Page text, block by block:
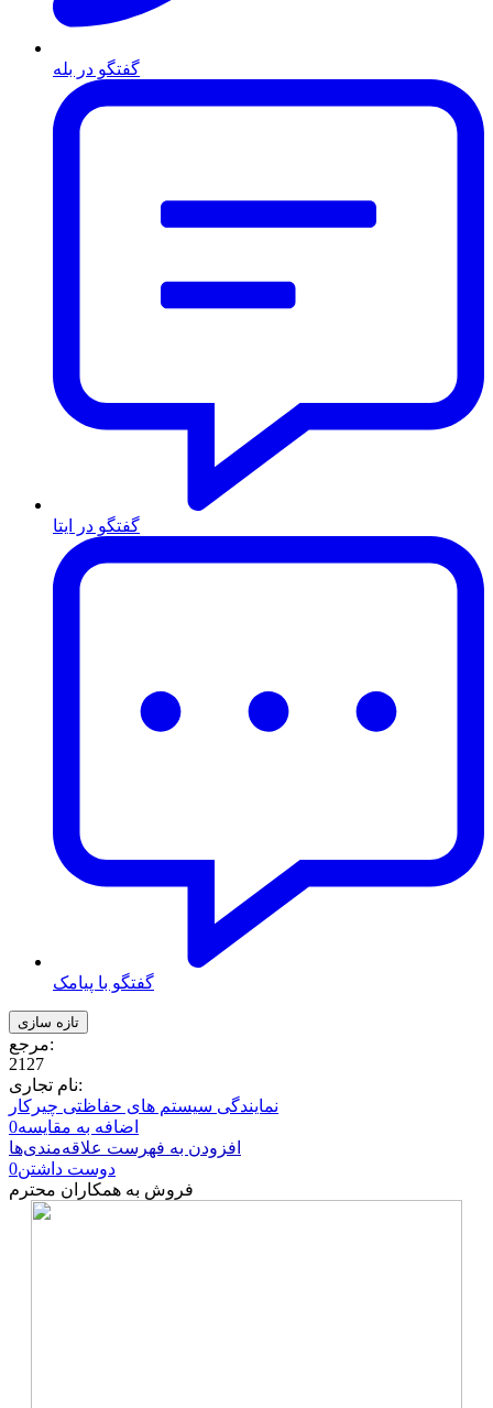
گفتگو در بله
گفتگو در ایتا
گفتگو با پیامک
مرجع:
2127
نام تجاری:
نمایندگی سیستم های حفاظتی چیرکار
اضافه به مقایسه0
افزودن به فهرست علاقه‌مندی‌ها
دوست داشتن0
فروش به همکاران محترم